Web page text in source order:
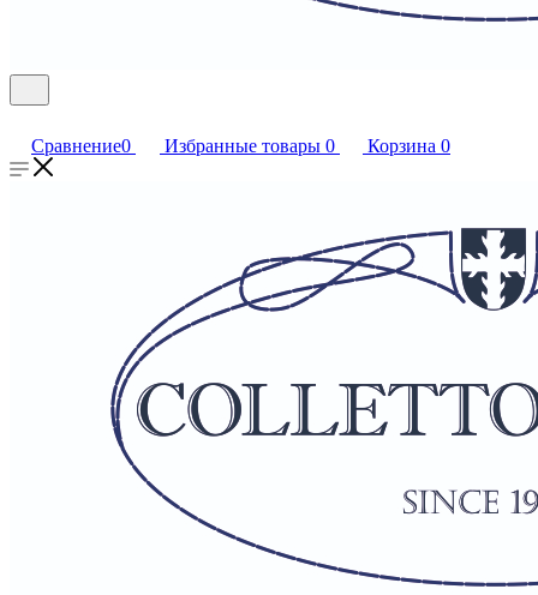
Сравнение0 Избранные товары 0 Корзина 0